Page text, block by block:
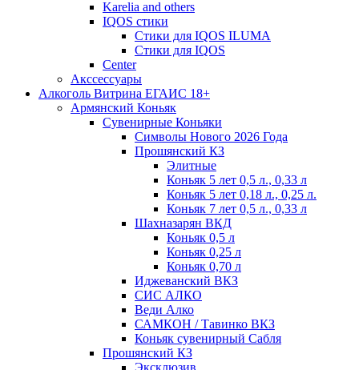
Karelia and others
IQOS стики
Стики для IQOS ILUMA
Стики для IQOS
Сenter
Акссессуары
Алкоголь Витрина ЕГАИС 18+
Армянский Коньяк
Сувенирные Коньяки
Символы Нового 2026 Года
Прошянский КЗ
Элитные
Коньяк 5 лет 0,5 л., 0,33 л
Коньяк 5 лет 0,18 л., 0,25 л.
Коньяк 7 лет 0,5 л., 0,33 л
Шахназарян ВКД
Коньяк 0,5 л
Коньяк 0,25 л
Коньяк 0,70 л
Иджеванский ВКЗ
СИС АЛКО
Веди Алко
САМКОН / Тавинко ВКЗ
Коньяк сувенирный Сабля
Прошянский КЗ
Эксклюзив